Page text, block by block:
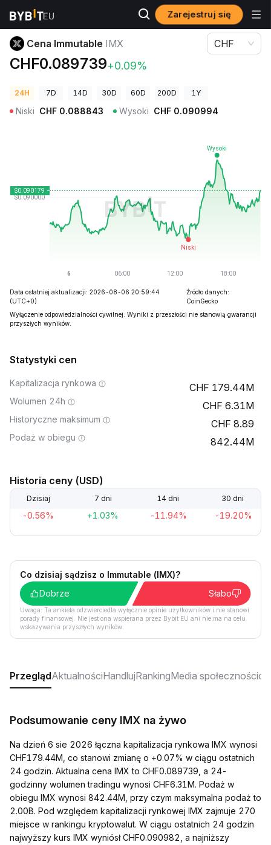
Zarejestruj się
Ceny kryptowalut Cena Immutable IMX
Cena Immutable IMX
CHF0.089739+0.09%
CHF
24H 7D 14D 30D 60D 200D 1Y
Niski CHF 0.088843 Wysoki CHF 0.090994
Data ostatniej aktualizacji: 2026-08-06 20:59:44
(UTC+0)
Źródło danych:
CoinGecko
Wyłączenie odpowiedzialności cywilnej: Wyniki z przeszłości nie stanowią gwarancji
przyszłych wyników.
Statystyki cen
Kapitalizacja rynkowa 179.44M
Wolumen 24h 6.31M
Historyczne maksimum 8.89
Podaż w obiegu 842.44M
Historia ceny (USD)
Dzisiaj 7 dni 14 dni 30 dni
-0.56% +1.03% -11.94% -19.20%
Co dzisiaj sądzisz o Immutable (IMX)?
Dobrze
Słabo
Uwaga: Ta ankieta odzwierciedla wyłącznie opinie użytkowników i nie stanowi
porady finansowej. Nie jest ona wspierana przez Bybit EU ani nie ma na celu
wskazywania przyszłych wyników.
PrzeglądAktualnościHandlujRankingMedia
Podsumowanie ceny IMX na żywo
Na dzień 6 sie 2026 łączna kapitalizacja rynkowa IMX wynosi
CHF179.44M, co stanowi zmianę o +0.07% w ciągu ostatnich
24 godzin. Aktualna cena IMX to CHF0.089739, a 24-
godzinny wolumen tradingu wynosi CHF6.31M. Podaż w
obiegu IMX wynosi 842.44M, przy czym maksymalna podaż to
2.00B. Pod względem kapitalizacji rynkowej IMX zajmuje 270
miejsce w rankingu kryptowalut. W ciągu ostatnich 24 godzin
najwyższy kurs IMX wyniósł CHF0.090982, a najniższy